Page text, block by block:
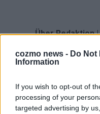
cozmo news - Do Not
Information
If you wish to opt-out of
processing of your
targeted advertising by
Über Redaktion |
Hier schreiben, posten
was euch wirklich
oder crazy Trends – wir
Wichtigste raus